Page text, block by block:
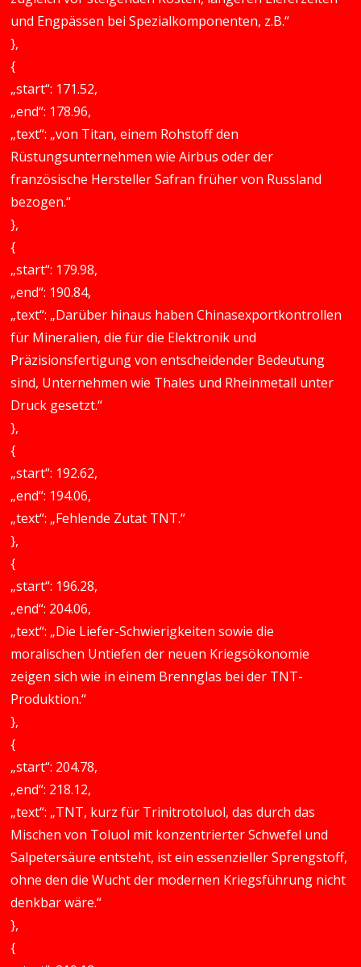
und Engpässen bei Spezialkomponenten, z.B.“
},
{
„start“: 171.52,
„end“: 178.96,
„text“: „von Titan, einem Rohstoff den
Rüstungsunternehmen wie Airbus oder der
französische Hersteller Safran früher von Russland
bezogen.“
},
{
„start“: 179.98,
„end“: 190.84,
„text“: „Darüber hinaus haben Chinasexportkontrollen
für Mineralien, die für die Elektronik und
Präzisionsfertigung von entscheidender Bedeutung
sind, Unternehmen wie Thales und Rheinmetall unter
Druck gesetzt.“
},
{
„start“: 192.62,
„end“: 194.06,
„text“: „Fehlende Zutat TNT.“
},
{
„start“: 196.28,
„end“: 204.06,
„text“: „Die Liefer-Schwierigkeiten sowie die
moralischen Untiefen der neuen Kriegsökonomie
zeigen sich wie in einem Brennglas bei der TNT-
Produktion.“
},
{
„start“: 204.78,
„end“: 218.12,
„text“: „TNT, kurz für Trinitrotoluol, das durch das
Mischen von Toluol mit konzentrierter Schwefel und
Salpetersäure entsteht, ist ein essenzieller Sprengstoff,
ohne den die Wucht der modernen Kriegsführung nicht
denkbar wäre.“
},
{